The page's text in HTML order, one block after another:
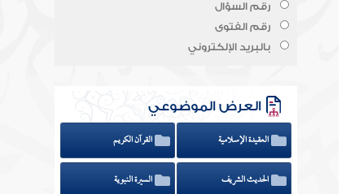
رقم السؤال
رقم الفتوى
بالبريد الإلكتروني
العرض الموضوعي
العقيدة الإسلامية القرآن الكريم
الحديث الشريف السيرة النبوية